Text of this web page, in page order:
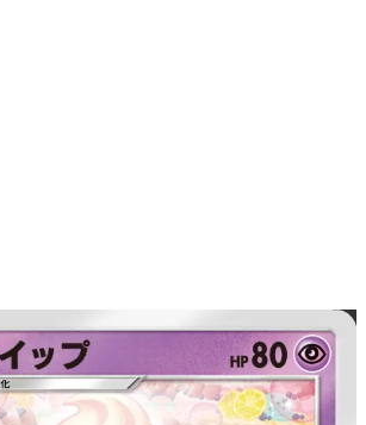
ゲームは面白い？
開発者・hamatsu氏がゲームの魅力を画面や操作の
な形から解き明かしていく、硬派で骨太な評論連載
ムが変えた日本語